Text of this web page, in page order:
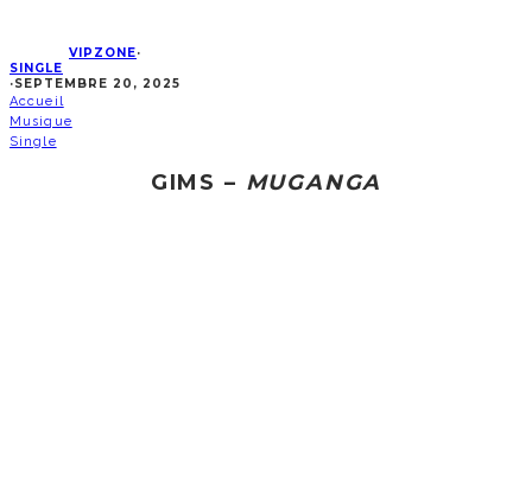
VIPZONE·
SINGLE
·SEPTEMBRE 20, 2025
Accueil
Musique
Single
GIMS – MUGANGA